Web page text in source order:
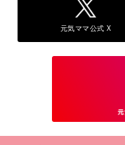
元気ママ公式 X